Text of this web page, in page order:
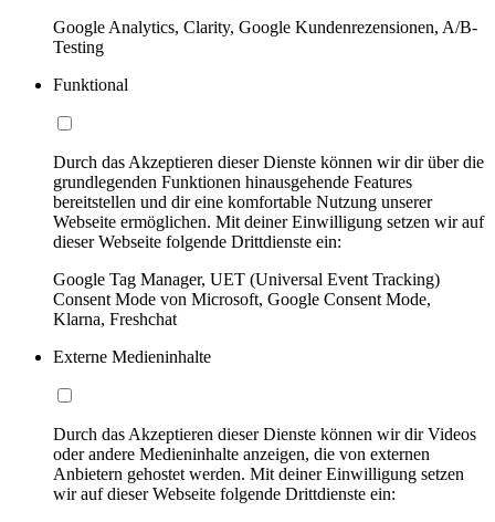
Google Analytics, Clarity, Google Kundenrezensionen, A/B-
Testing
Funktional
Durch das Akzeptieren dieser Dienste können wir dir über die
grundlegenden Funktionen hinausgehende Features
bereitstellen und dir eine komfortable Nutzung unserer
Webseite ermöglichen. Mit deiner Einwilligung setzen wir auf
dieser Webseite folgende Drittdienste ein:
Google Tag Manager, UET (Universal Event Tracking)
Consent Mode von Microsoft, Google Consent Mode,
Klarna, Freshchat
Externe Medieninhalte
Durch das Akzeptieren dieser Dienste können wir dir Videos
oder andere Medieninhalte anzeigen, die von externen
Anbietern gehostet werden. Mit deiner Einwilligung setzen
wir auf dieser Webseite folgende Drittdienste ein: